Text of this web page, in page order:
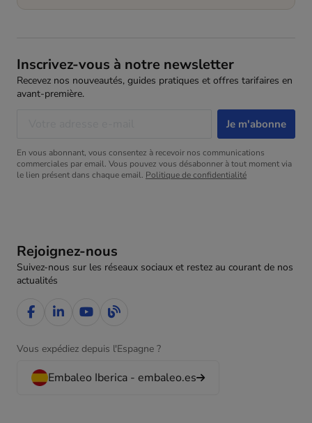
Rejoignez-nous
Suivez-nous sur les réseaux sociaux et restez au courant de nos
actualités
Vous expédiez depuis l'Espagne ?
Embaleo Iberica - embaleo.es
Inscrivez-vous à notre newsletter
Recevez nos nouveautés, guides pratiques et offres tarifaires en
avant-première.
En vous abonnant, vous consentez à recevoir nos communications
commerciales par email. Vous pouvez vous désabonner à tout moment via
le lien présent dans chaque email. Politique de confidentialité